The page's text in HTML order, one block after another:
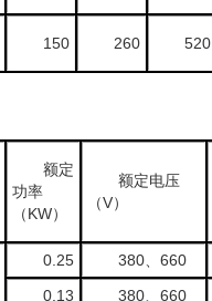
150 260 520
额定
功率
（KW）
额定电压
（V）
0.25
380、660
0.13 380、660